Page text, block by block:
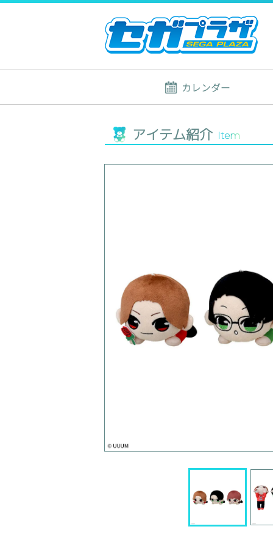
カレンダー
アイテム紹介 Item